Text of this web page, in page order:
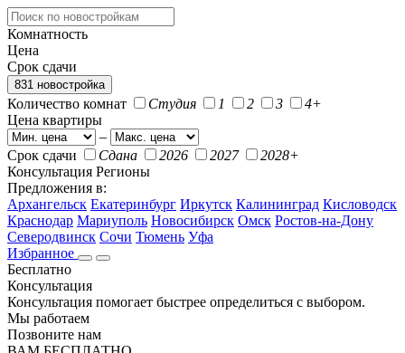
Комнатность
Цена
Срок сдачи
831 новостройка
Количество комнат Студия 1 2 3
4+
Цена квартиры
–
Срок сдачи
Сдана 2026 2027
2028+
Консультация Регионы
Предложения в:
Архангельск Екатеринбург Иркутск Калининград Кисловодск
Краснодар Мариуполь Новосибирск Омск Ростов-на-Дону
Северодвинск Сочи Тюмень Уфа
Избранное
Бесплатно
Консультация
Консультация помогает быстрее определиться с выбором.
Мы работаем
Позвоните нам